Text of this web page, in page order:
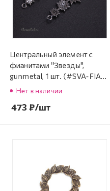
Центральный элемент с
фианитами "Звезды",
gunmetal, 1 шт. (#SVA-FIAN-
1110T)
Нет в наличии
473 ₽/шт